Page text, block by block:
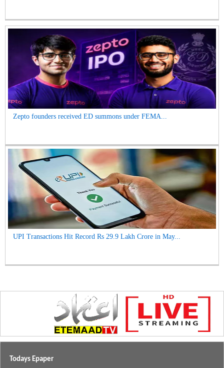
Zepto founders received ED summons under FEMA...
UPI Transactions Hit Record Rs 29.9 Lakh Crore in May...
Todays Epaper